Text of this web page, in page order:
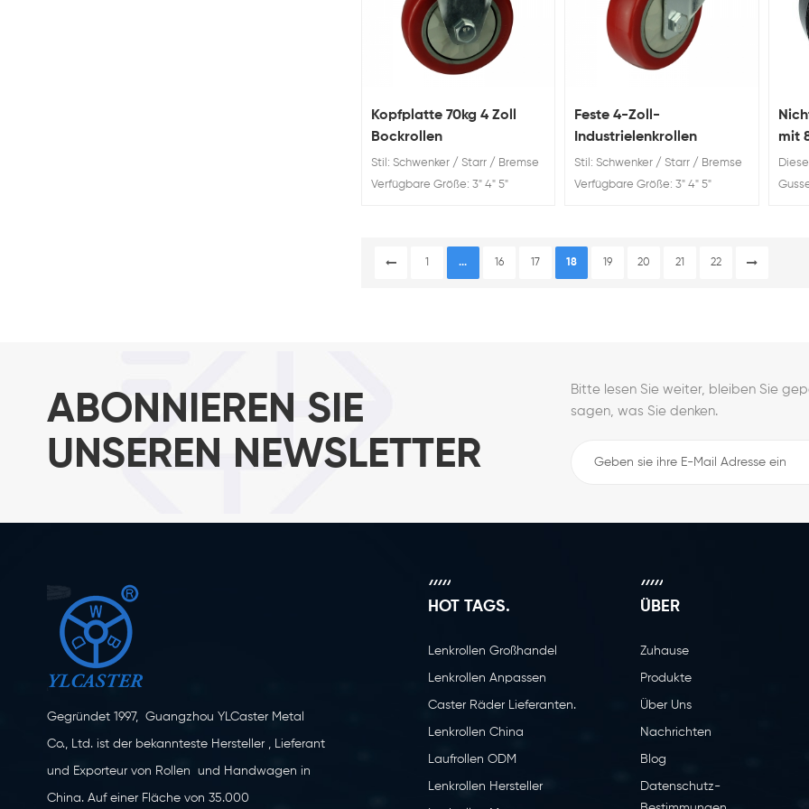
Kopfplatte 70kg 4 Zoll
Bockrollen
Stil: Schwenker / Starr / Bremse
Verfügbare Größe: 3" 4" 5"
Feste 4-Zoll-
Industrielenkrollen
Stil: Schwenker / Starr / Bremse
Verfügbare Größe: 3" 4" 5"
mit
1 ... 16 17 18 19 20 21 22
ABONNIEREN SIE
UNSEREN NEWSLETTER
Bitte lesen Sie weiter, bleiben Sie
sagen, was Sie denken.
Gegründet 1997, Guangzhou YLCaster Metal
Co., Ltd. ist der bekannteste Hersteller , Lieferant
und Exporteur von Rollen und Handwagen in
China. Auf einer Fläche von 35.000
HOT TAGS.
Lenkrollen Großhandel
Lenkrollen Anpassen
Caster Räder Lieferanten.
Lenkrollen China
Laufrollen ODM
Lenkrollen Hersteller
ÜBER
Zuhause
Produkte
Über Uns
Nachrichten
Blog
Datenschutz-